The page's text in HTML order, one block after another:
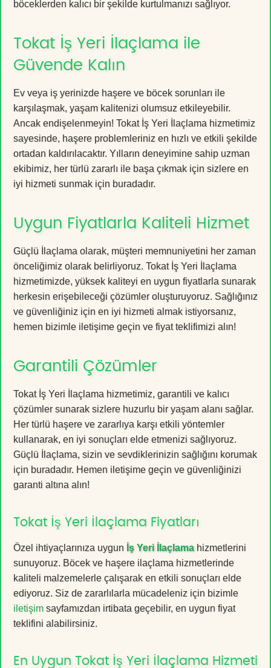
böceklerden kalıcı bir şekilde kurtulmanızı sağlıyor.
Tokat İş Yeri İlaçlama ile
Güvende Kalın
Ev veya iş yerinizde haşere ve böcek sorunları ile
karşılaşmak, yaşam kalitenizi olumsuz etkileyebilir.
Ancak endişelenmeyin! Tokat İş Yeri İlaçlama hizmetimiz
sayesinde, haşere problemleriniz en hızlı ve etkili şekilde
ortadan kaldırılacaktır. Yılların deneyimine sahip uzman
ekibimiz, her türlü zararlı ile başa çıkmak için sizlere en
iyi hizmeti sunmak için buradadır.
Uygun Fiyatlarla Kaliteli Hizmet
Güçlü İlaçlama olarak, müşteri memnuniyetini her zaman
önceliğimiz olarak belirliyoruz. Tokat İş Yeri İlaçlama
hizmetimizde, yüksek kaliteyi en uygun fiyatlarla sunarak
herkesin erişebileceği çözümler oluşturuyoruz. Sağlığınız
ve güvenliğiniz için en iyi hizmeti almak istiyorsanız,
hemen bizimle iletişime geçin ve fiyat teklifimizi alın!
Garantili Çözümler
Tokat İş Yeri İlaçlama hizmetimiz, garantili ve kalıcı
çözümler sunarak sizlere huzurlu bir yaşam alanı sağlar.
Her türlü haşere ve zararlıya karşı etkili yöntemler
kullanarak, en iyi sonuçları elde etmenizi sağlıyoruz.
Güçlü İlaçlama, sizin ve sevdiklerinizin sağlığını korumak
için buradadır. Hemen iletişime geçin ve güvenliğinizi
garanti altına alın!
Tokat İş Yeri İlaçlama Fiyatları
Özel ihtiyaçlarınıza uygun İş Yeri İlaçlamahizmetlerini
sunuyoruz. Böcek ve haşere ilaçlama hizmetlerinde
kaliteli malzemelerle çalışarak en etkili sonuçları elde
ediyoruz. Siz de zararlılarla mücadeleniz için bizimle
iletişim sayfamızdan irtibata geçebilir, en uygun fiyat
teklifini alabilirsiniz.
En Uygun Tokat İş Yeri İlaçlama Hizmeti